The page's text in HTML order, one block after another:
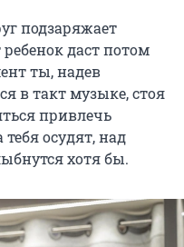
подзаряжает
ребенок даст потом
ты, надев
в такт музыке, стоя
привлечь
осудят, над
хотя бы.